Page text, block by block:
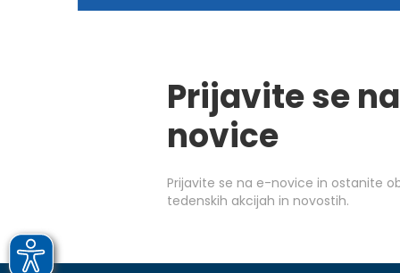
Prijavite se
novice
Prijavite se na e-novice in ostanite
tedenskih akcijah in novostih.